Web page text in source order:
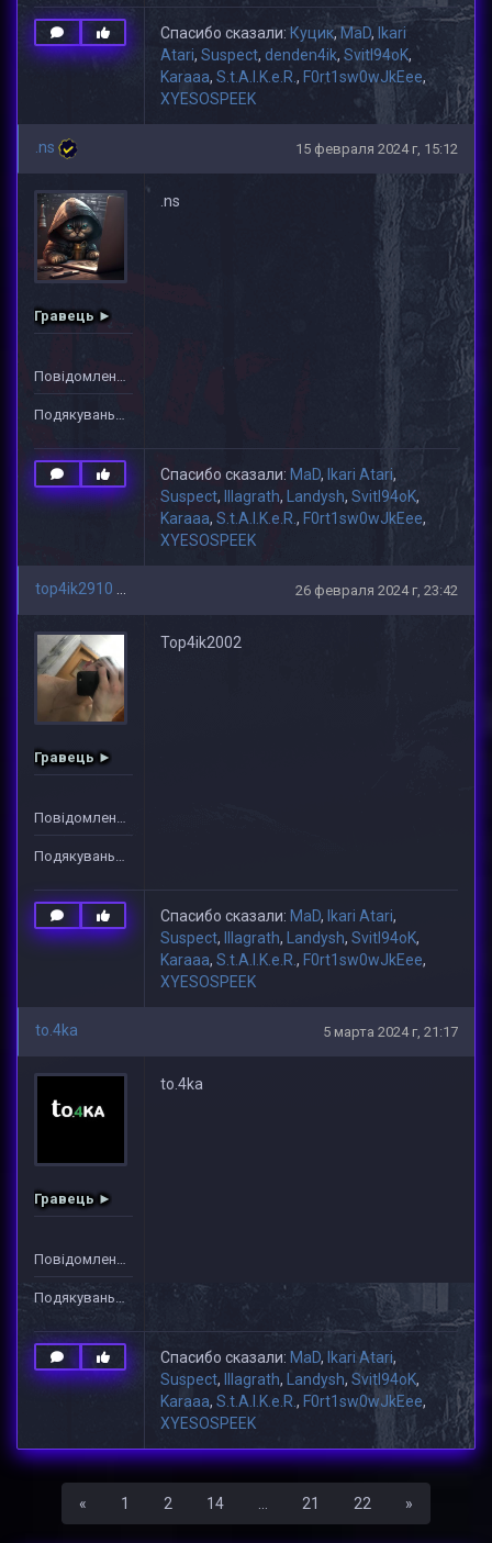
Спасибо сказали: Куцик,MaD, Ikari
Atari, Suspect, denden4ik, Svitl94oK,
Karaaa, S.t.A.l.K.e.R., F0rt1sw0wJkEee,
XYESOSPEEK
.ns 15 февраля 2024 г, 15:12
Гравець ►
Повідомлень: 1
Подякувань: 10
.ns
Спасибо сказали: MaD, Ikari Atari,
Suspect, lllagrath, Landysh, Svitl94oK,
Karaaa, S.t.A.l.K.e.R., F0rt1sw0wJkEee,
XYESOSPEEK
top4ik2910 26 февраля 2024 г, 23:42
Гравець ►
Повідомлень: 1
Подякувань: 10
Top4ik2002
Спасибо сказали: MaD, Ikari Atari,
Suspect, lllagrath, Landysh, Svitl94oK,
Karaaa, S.t.A.l.K.e.R., F0rt1sw0wJkEee,
XYESOSPEEK
to.4ka 5 марта 2024 г, 21:17
Гравець ►
Повідомлень: 7
Подякувань: 44
to.4ka
Спасибо сказали: MaD, Ikari Atari,
Suspect, lllagrath, Landysh, Svitl94oK,
Karaaa, S.t.A.l.K.e.R., F0rt1sw0wJkEee,
XYESOSPEEK
« Назад1 2 14 ... 21 22 »